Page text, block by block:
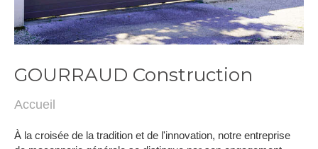
GOURRAUD Construction
Accueil
À la croisée de la tradition et de l'innovation, notre entreprise